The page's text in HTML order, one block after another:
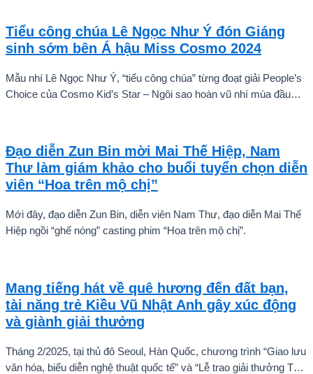
Tiểu công chúa Lê Ngọc Như Ý đón Giáng
sinh sớm bên Á hậu Miss Cosmo 2024
Mẫu nhí Lê Ngọc Như Ý, “tiểu công chúa” từng đoạt giải People’s
Choice của Cosmo Kid’s Star – Ngôi sao hoàn vũ nhí mùa đầu
Đạo diễn Zun Bin mời Mai Thế Hiệp, Nam
Thư làm giám khảo cho buổi tuyển chọn diễn
viên “Hoa trên mộ chị”
Mới đây, đạo diễn Zun Bin, diễn viên Nam Thư, đạo diễn Mai Thế
Hiệp ngồi “ghế nóng” casting phim “Hoa trên mộ chị”.
Mang tiếng hát về quê hương đến đất bạn,
tài năng trẻ Kiều Vũ Nhật Anh gây xúc động
và giành giải thưởng
Tháng 2/2025, tại thủ đô Seoul, Hàn Quốc, chương trình “Giao lưu
văn hóa, biểu diễn nghệ thuật quốc tế” và “Lễ trao giải thưởng Tài